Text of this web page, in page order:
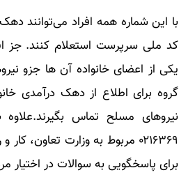
با این شماره همه افراد می‌توانند
کد ملی سرپرست استعلام کنند. جز
یکی از اعضای خانواده آن ها جزو
گروه برای اطلاع از دهک درآمدی
نیروهای مسلح تماس
۰۲۱۶۳۶۹ مربوط به وزارت تعاون،
برای پاسخگویی به سوالات در اختیار